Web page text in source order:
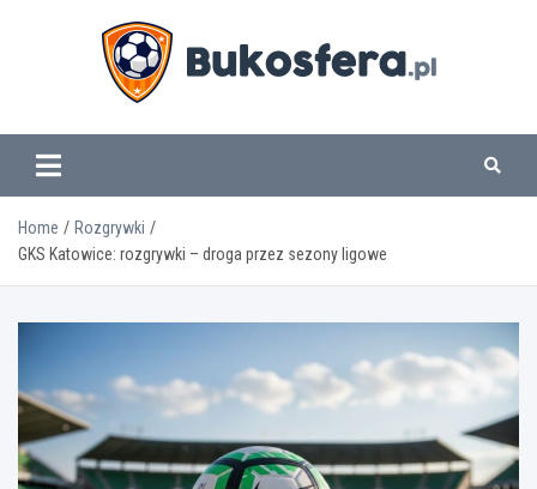
www.bukosfera.pl
Home
Rozgrywki
GKS Katowice: rozgrywki – droga przez sezony ligowe